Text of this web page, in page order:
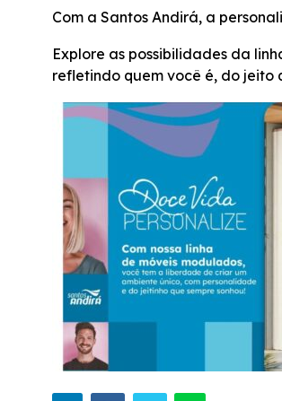
Com a Santos Andirá, a
Explore as possibilidades da
refletindo quem você é, do jeito